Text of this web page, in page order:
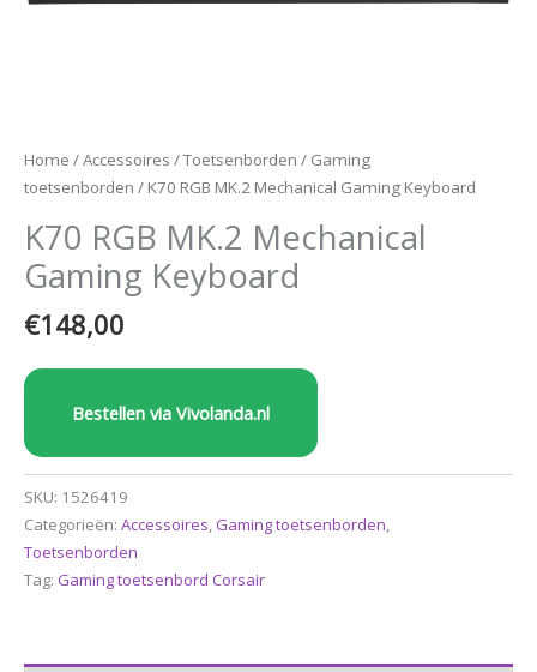
Home /Accessoires /Toetsenborden / Gaming
toetsenborden / K70 RGB MK.2 Mechanical Gaming Keyboard
K70 RGB MK.2 Mechanical
Gaming Keyboard
€148,00
Bestellen via Vivolanda.nl
SKU: 1526419
Categorieën: Accessoires, Gaming toetsenborden,
Toetsenborden
Tag: Gaming toetsenbord Corsair